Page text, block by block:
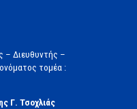
– Διευθυντής –
τομέα :
Γ. Τσοχλιάς